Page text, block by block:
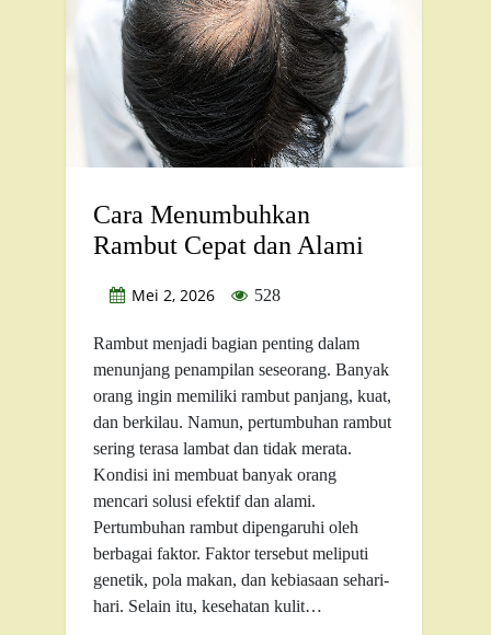
Cara Menumbuhkan
Rambut Cepat dan Alami
Mei 2, 2026 528
Rambut menjadi bagian penting dalam
menunjang penampilan seseorang. Banyak
orang ingin memiliki rambut panjang, kuat,
dan berkilau. Namun, pertumbuhan rambut
sering terasa lambat dan tidak merata.
Kondisi ini membuat banyak orang
mencari solusi efektif dan alami.
Pertumbuhan rambut dipengaruhi oleh
berbagai faktor. Faktor tersebut meliputi
genetik, pola makan, dan kebiasaan sehari-
hari. Selain itu, kesehatan kulit…